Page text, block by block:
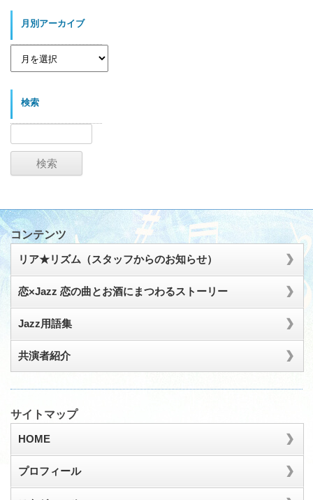
月別アーカイブ
月
カ
検索
検
コンテンツ
リア★リズム（スタッフからのお知らせ）
恋×Jazz 恋の曲とお酒にまつわるストーリー
Jazz用語集
共演者紹介
サイトマップ
HOME
プロフィール